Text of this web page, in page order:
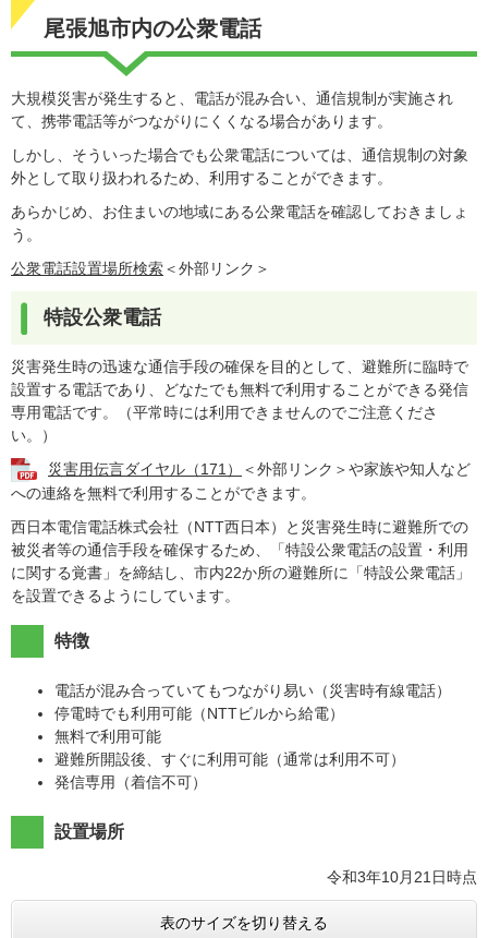
尾張旭市内の公衆電話
大規模災害が発生すると、電話が混み合い、通信規制が実施され
て、携帯電話等がつながりにくくなる場合があります。
しかし、そういった場合でも公衆電話については、通信規制の対象
外として取り扱われるため、利用することができます。
あらかじめ、お住まいの地域にある公衆電話を確認しておきましょ
う。
公衆電話設置場所検索＜外部リンク＞
特設公衆電話
災害発生時の迅速な通信手段の確保を目的として、避難所に臨時で
設置する電話であり、どなたでも無料で利用することができる発信
専用電話です。（平常時には利用できませんのでご注意くださ
い。）
災害用伝言ダイヤル（171）
＜外部リンク＞や家族や知人など
への連絡を無料で利用することができます。
西日本電信電話株式会社（NTT西日本）と災害発生時に避難所での
被災者等の通信手段を確保するため、「特設公衆電話の設置・利用
に関する覚書」を締結し、市内22か所の避難所に「特設公衆電話」
を設置できるようにしています。
特徴
電話が混み合っていてもつながり易い（災害時有線電話）
停電時でも利用可能（NTTビルから給電）
無料で利用可能
避難所開設後、すぐに利用可能（通常は利用不可）
発信専用（着信不可）
設置場所
令和3年10月21日時点
表のサイズを切り替える